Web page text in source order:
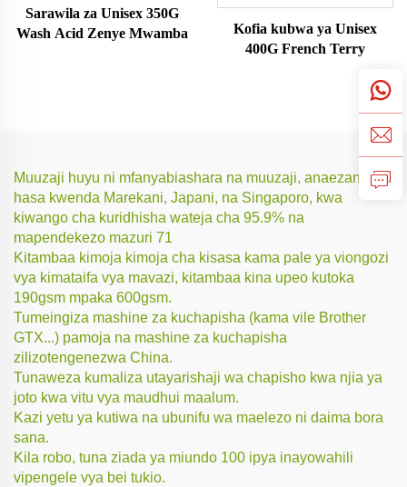
Sarawila za Unisex 350G
Wash Acid Zenye Mwamba
Kofia kubwa ya Unisex
400G French Terry
Muuzaji huyu ni mfanyabiashara na muuzaji, anaezana
hasa kwenda Marekani, Japani, na Singaporo, kwa
kiwango cha kuridhisha wateja cha 95.9% na
mapendekezo mazuri 71
Kitambaa kimoja kimoja cha kisasa kama pale ya viongozi
vya kimataifa vya mavazi, kitambaa kina upeo kutoka
190gsm mpaka 600gsm.
Tumeingiza mashine za kuchapisha (kama vile Brother
GTX...) pamoja na mashine za kuchapisha
zilizotengenezwa China.
Tunaweza kumaliza utayarishaji wa chapisho kwa njia ya
joto kwa vitu vya maudhui maalum.
Kazi yetu ya kutiwa na ubunifu wa maelezo ni daima bora
sana.
Kila robo, tuna ziada ya miundo 100 ipya inayowahili
vipengele vya bei tukio.